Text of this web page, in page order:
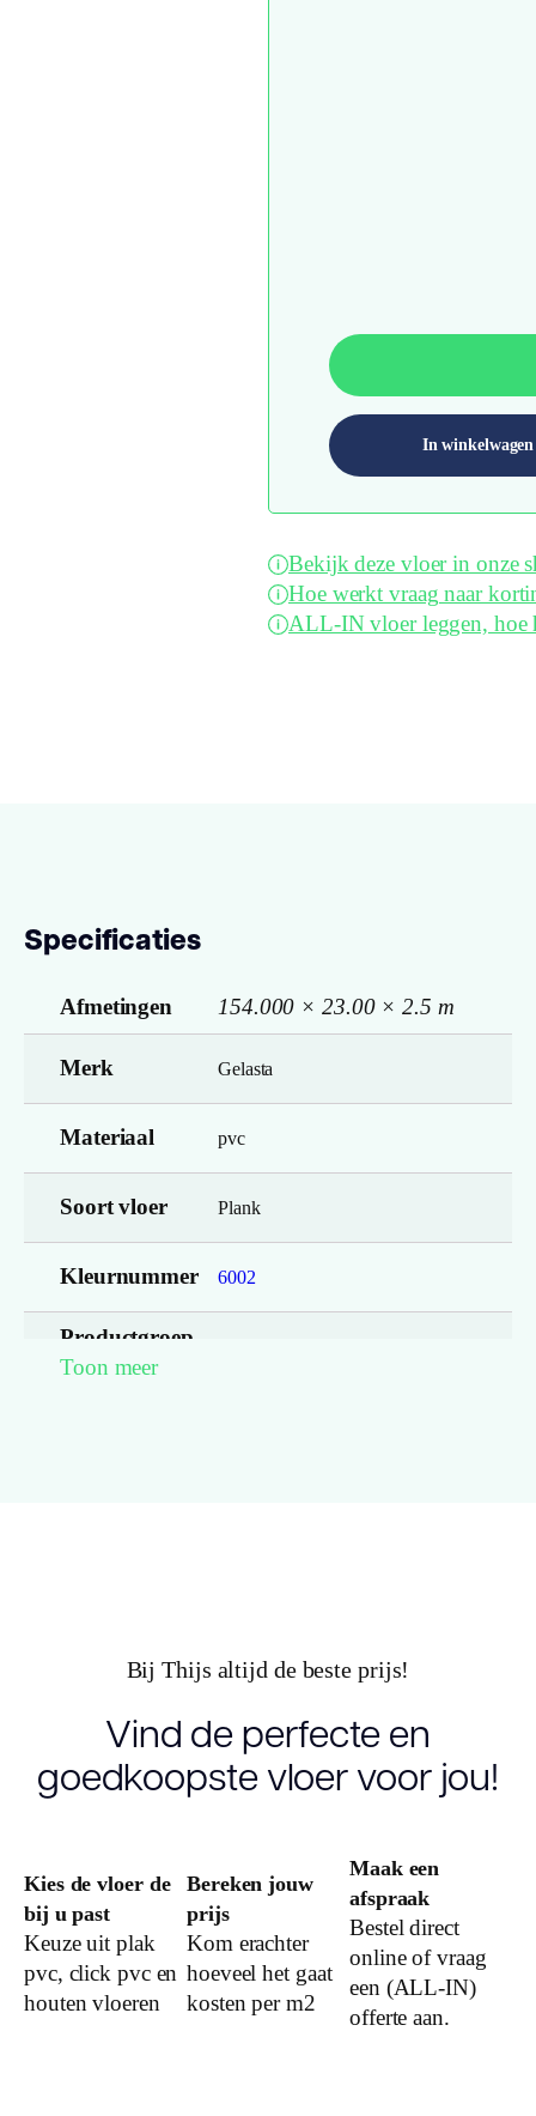
In winkelwagen
Bekijk deze vloer in onze
Hoe werkt vraag naar
ALL-IN vloer leggen, hoe
Specificaties
Afmetingen 154.000 × 23.00 × 2.5 m
Merk Gelasta
Materiaal pvc
Soort vloer Plank
Kleurnummer 6002
Productgroep
naam
Aantal per
Dikte toplaag
(mm)
0.55
(mm)
Montage Plak PVC
Garantie
Toon meer
Bij Thijs altijd de beste prijs!
Vind de perfecte en
goedkoopste vloer voor jou!
Kies de vloer de
bij u past
Keuze uit plak
pvc, click pvc en
houten vloeren
Bereken jouw
prijs
Kom erachter
hoeveel het gaat
kosten per m2
Maak een
afspraak
Bestel direct
online of vraag
een (ALL-IN)
offerte aan.